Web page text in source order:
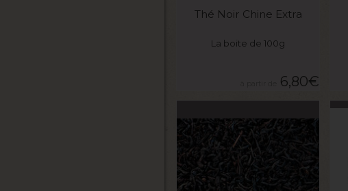
Thé Noir Chine Extra
La boite de 100g
6,80€